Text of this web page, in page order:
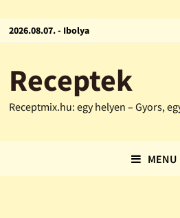
2026.08.07. - Ibolya
Receptek
Receptmix.hu: egy helyen – Gyors,
MENU